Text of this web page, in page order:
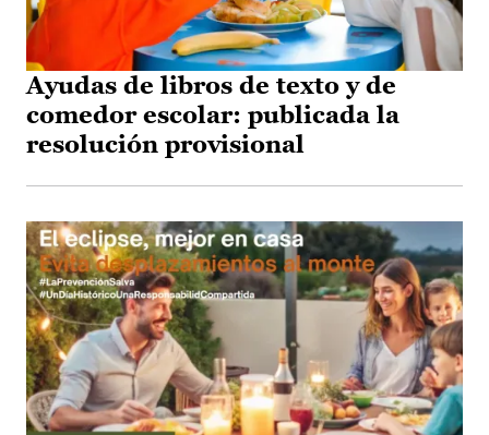
Ayudas de libros de texto y de
comedor escolar: publicada la
resolución provisional